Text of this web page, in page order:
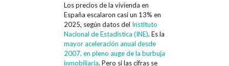
Los precios de la vivienda en
España escalaron casi un 13% en
2025, según datos del Instituto
Nacional de Estadística (INE). Es la
mayor aceleración anual desde
2007, en pleno auge de la burbuja
inmobiliaria. Pero si las cifras se